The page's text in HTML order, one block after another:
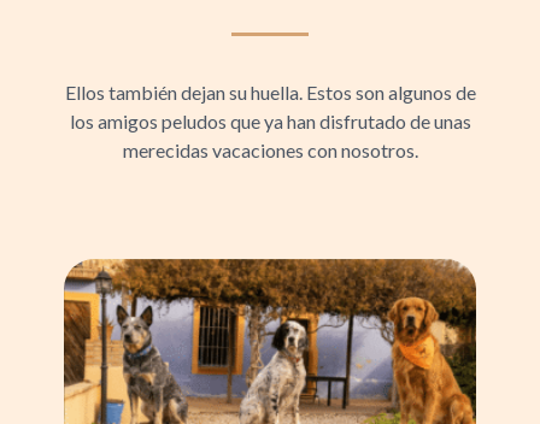
Ellos también dejan su huella. Estos son algunos de
los amigos peludos que ya han disfrutado de unas
merecidas vacaciones con nosotros.